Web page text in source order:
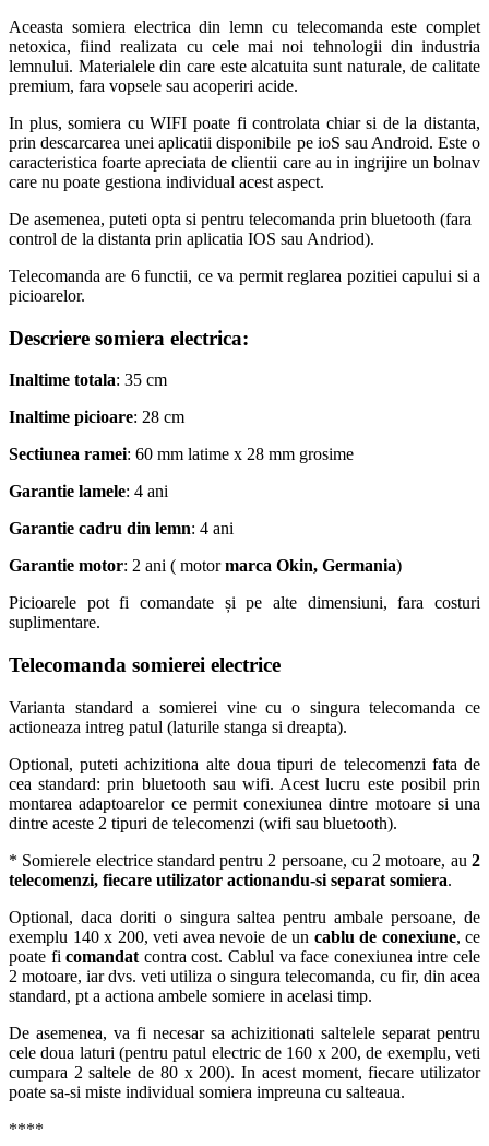
Aceasta somiera electrica din lemn cu telecomanda este complet
netoxica, fiind realizata cu cele mai noi tehnologii din industria
lemnului. Materialele din care este alcatuita sunt naturale, de calitate
premium, fara vopsele sau acoperiri acide.
In plus, somiera cu WIFI poate fi controlata chiar si de la distanta,
prin descarcarea unei aplicatii disponibile pe ioS sau Android. Este o
caracteristica foarte apreciata de clientii care au in ingrijire un bolnav
care nu poate gestiona individual acest aspect.
De asemenea, puteti opta si pentru telecomanda prin bluetooth (fara
control de la distanta prin aplicatia IOS sau Andriod).
Telecomanda are 6 functii, ce va permit reglarea pozitiei capului si a
picioarelor.
Descriere somiera electrica:
Inaltime totala: 35 cm
Inaltime picioare: 28 cm
Sectiunea ramei: 60 mm latime x 28 mm grosime
Garantie lamele: 4 ani
Garantie cadru din lemn: 4 ani
Garantie motor: 2 ani ( motormarca Okin, Germania)
Picioarele pot fi comandate și pe alte dimensiuni, fara costuri
suplimentare.
Telecomanda somierei electrice
Varianta standard a somierei vine cu o singura telecomanda ce
actioneaza intreg patul (laturile stanga si dreapta).
Optional, puteti achizitiona alte doua tipuri de telecomenzi fata de
cea standard: prin bluetooth sau wifi. Acest lucru este posibil prin
montarea adaptoarelor ce permit conexiunea dintre motoare si una
dintre aceste 2 tipuri de telecomenzi (wifi sau bluetooth).
* Somierele electrice standard pentru 2 persoane, cu 2 motoare, au 2
telecomenzi, fiecare utilizator actionandu-si separat somiera.
Optional, daca doriti o singura saltea pentru ambale persoane, de
exemplu 140 x 200, veti avea nevoie de un cablu de conexiune, ce
poate ficomandat contra cost. Cablul va face conexiunea intre cele
2 motoare, iar dvs. veti utiliza o singura telecomanda, cu fir, din acea
standard, pt a actiona ambele somiere in acelasi timp.
De asemenea, va fi necesar sa achizitionati saltelele separat pentru
cele doua laturi (pentru patul electric de 160 x 200, de exemplu, veti
cumpara 2 saltele de 80 x 200). In acest moment, fiecare utilizator
poate sa-si miste individual somiera impreuna cu salteaua.
****